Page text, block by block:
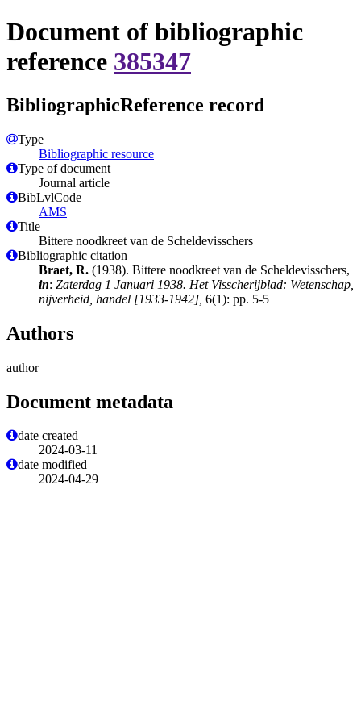
Document of bibliographic
reference 385347
BibliographicReference record
Type
Bibliographic resource
Type of document
Journal article
BibLvlCode
AMS
Title
Bittere noodkreet van de Scheldevisschers
Bibliographic citation
Braet, R. (1938). Bittere noodkreet van de Scheldevisschers,
in: Zaterdag 1 Januari 1938. Het Visscherijblad: Wetenschap,
nijverheid, handel [1933-1942], 6(1): pp. 5-5
Authors
author
Document metadata
date created
2024-03-11
date modified
2024-04-29